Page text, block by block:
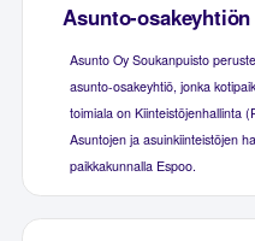
Asunto-
Asunto Oy Soukanpuisto
asunto-osakeyhtiö, jonka
toimiala on Kiinteistöjenhallinta
Asuntojen ja asuinkiinteistöjen
paikkakunnalla Espoo.